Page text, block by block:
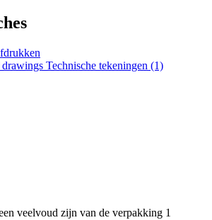
Technische tekeningen (1)
veelvoud zijn van de verpakking 1